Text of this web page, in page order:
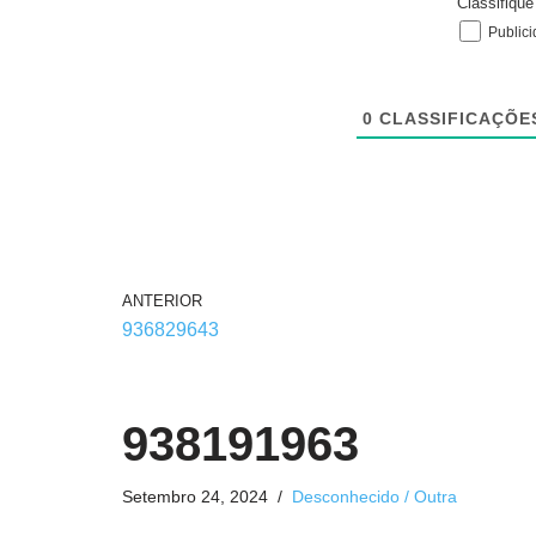
0
ANTERIOR
936829643
938191963
Setembro 24, 2024 Desconhecido / Outra